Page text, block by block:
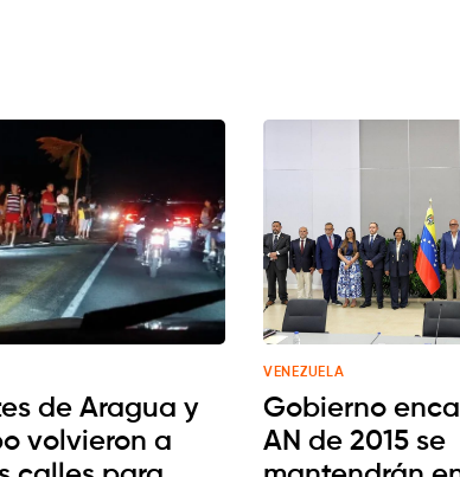
de Aragua y
volvieron a
VENEZUELA
Gobierno
AN de 2015 se